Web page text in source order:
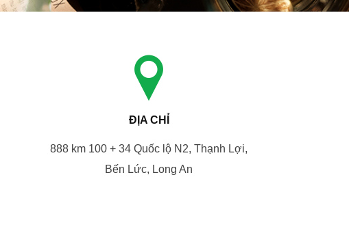
ĐỊA CHỈ
888 km 100 + 34 Quốc lộ N2, Thạnh Lợi,
Bến Lức, Long An